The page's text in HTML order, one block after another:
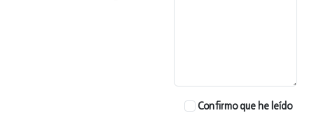
Confirmo que he leído